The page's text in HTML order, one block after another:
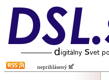
neprihlásený